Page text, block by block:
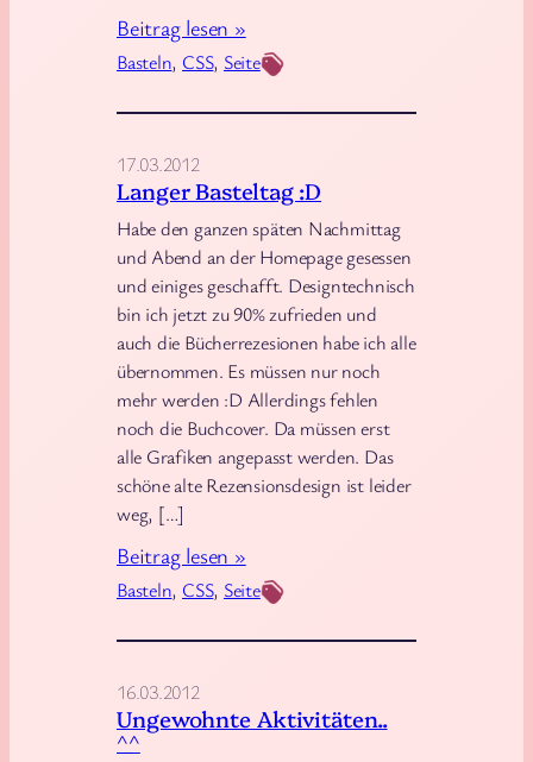
d
A
b
e
l
d
u
n
g
Basteln, CSS, Seite
Beitrag lesen »:
F
e
ß
g
,
f
l
e
i
ß
i
Basteln, CSS, Seite
17.03.2012
Langer Basteltag :D
Habe den ganzen späten Nachmittag
und Abend an der Homepage gesessen
und einiges geschafft. Designtechnisch
bin ich jetzt zu 90% zufrieden und
auch die Bücherrezesionen habe ich alle
übernommen. Es müssen nur noch
mehr werden :D Allerdings fehlen
noch die Buchcover. Da müssen erst
alle Grafiken angepasst werden. Das
schöne alte Rezensionsdesign ist leider
weg, […]
Beitrag lesen »:
L
n
e
16.03.2012
Ungewohnte Aktivitäten..
^^